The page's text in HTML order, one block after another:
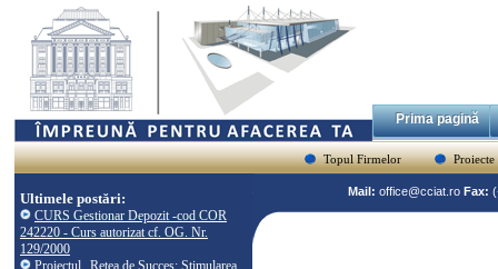
Prima pagină
Topul Firmelor Proiecte
Ultimele postări:
CURS Gestionar Depozit -cod COR
242220 - Curs autorizat cf. OG. Nr.
129/2000
Proiectul „Rețea de Succes: Stimularea
Mail: office@cciat.ro Fax: